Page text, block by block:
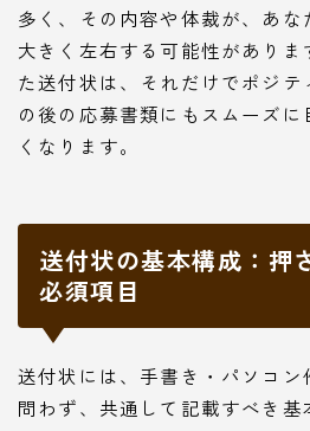
多く、その内容や体裁が、あな
大きく左右する可能性がありま
た送付状は、それだけでポジテ
の後の応募書類にもスムーズ
くなります。
送付状の基本構成：押
必須項目
送付状には、手書き・パソコン
問わず、共通して記載すべき基